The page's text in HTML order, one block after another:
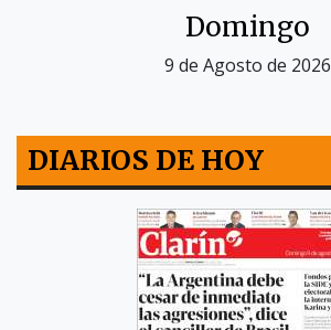
Domingo
9 de Agosto de 2026
DIARIOS DE HOY